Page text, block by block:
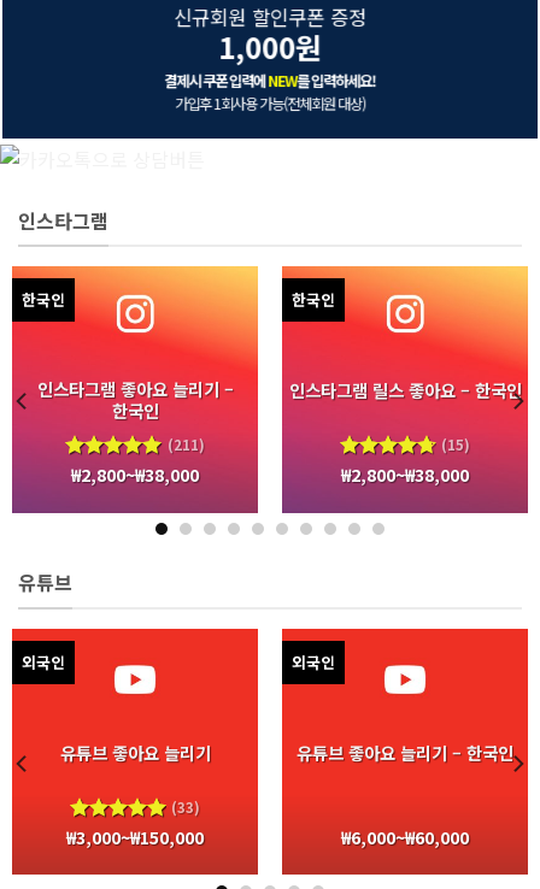
신규회원 할인쿠폰 증정
1,000원
결제시 쿠폰 입력에NEW를 입력하세요!
가입후 1회사용 가능(전체회원 대상)
인스타그램
한국인
인스타그램 좋아요 늘리기 –
한국인
5 중에서
4.94
평가됨
(211)
₩2,800~₩38,000
한국인
인스타그램 릴스 좋아요 – 한국인
5 중에서
4.70
평가됨
(15)
₩2,800~₩38,000
유튜브
외국인
유튜브 좋아요 늘리기
5 중에서
4.98
평가됨
(33)
₩3,000~₩150,000
외국인
유튜브 좋아요 늘리기 – 한국인
₩6,000~₩60,000